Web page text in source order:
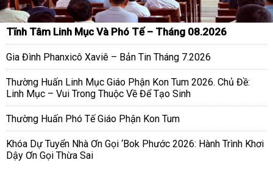
Tĩnh Tâm Linh Mục Và Phó Tế – Tháng 08.2026
Gia Đình Phanxicô Xaviê – Bản Tin Tháng 7.2026
Thường Huấn Linh Mục Giáo Phận Kon Tum 2026. Chủ Đề:
Linh Mục – Vui Trong Thuộc Về Để Tạo Sinh
Thường Huấn Phó Tế Giáo Phận Kon Tum
Khóa Dự Tuyển Nhà Ơn Gọi ‘Bok Phước 2026: Hành Trình Khơi
Dậy Ơn Gọi Thừa Sai